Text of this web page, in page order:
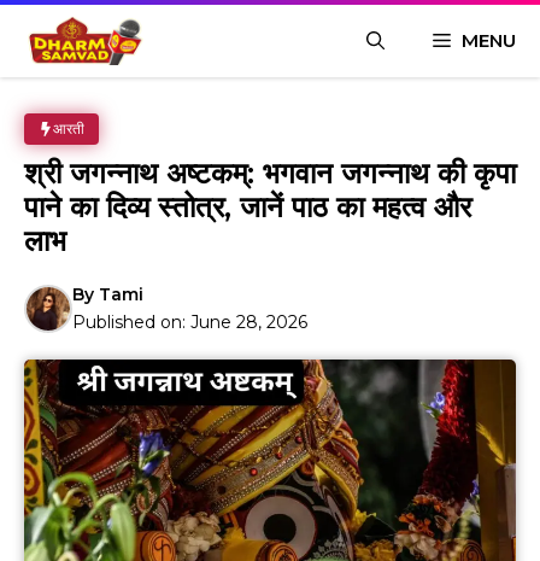
content
MENU
आरती
श्री जगन्नाथ अष्टकम्: भगवान जगन्नाथ की कृपा
पाने का दिव्य स्तोत्र, जानें पाठ का महत्व और
लाभ
By Tami
Published on: June 28, 2026